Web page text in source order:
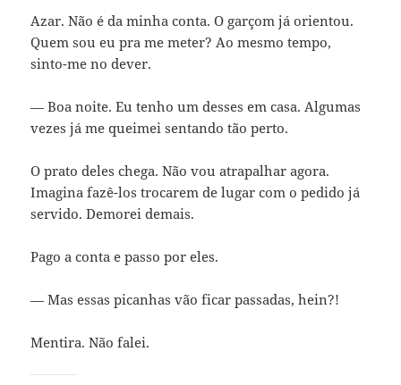
Azar. Não é da minha conta. O garçom já orientou.
Quem sou eu pra me meter? Ao mesmo tempo,
sinto-me no dever.
— Boa noite. Eu tenho um desses em casa. Algumas
vezes já me queimei sentando tão perto.
O prato deles chega. Não vou atrapalhar agora.
Imagina fazê-los trocarem de lugar com o pedido já
servido. Demorei demais.
Pago a conta e passo por eles.
— Mas essas picanhas vão ficar passadas, hein?!
Mentira. Não falei.